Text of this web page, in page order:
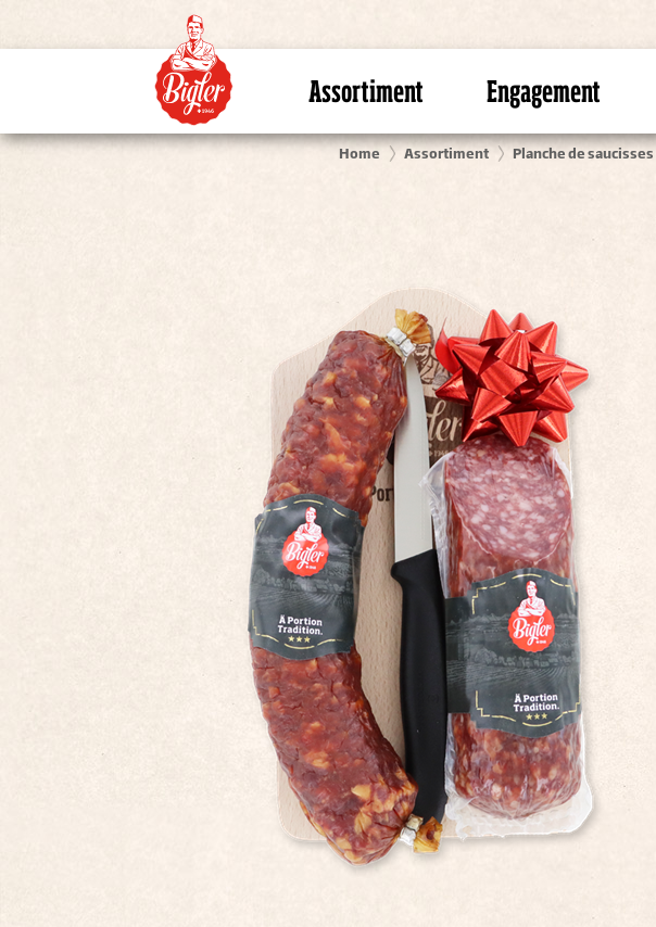
Assortiment Engagement
Home Assortiment Planche de